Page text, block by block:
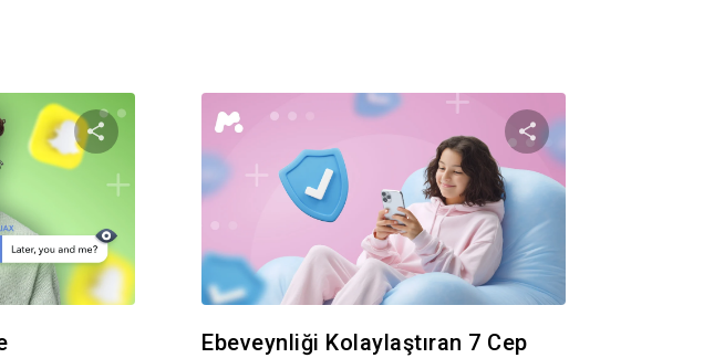
Bu makaleyi paylaş
Twitter Facebook Bağlantıyı kopyala
Bu makaleyi
Twitter
Ebeveynliği Kolaylaştıran 7 Cep